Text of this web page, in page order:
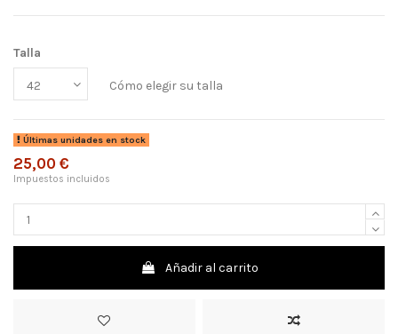
Talla
Cómo elegir su talla
Últimas unidades en stock
25,00 €
Impuestos incluidos
Añadir al carrito